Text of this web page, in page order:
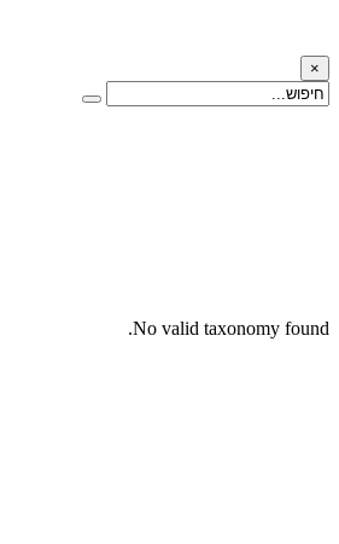
×
No valid taxonomy found.